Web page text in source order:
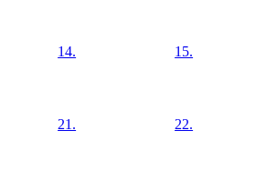
14. 15.
21. 22.